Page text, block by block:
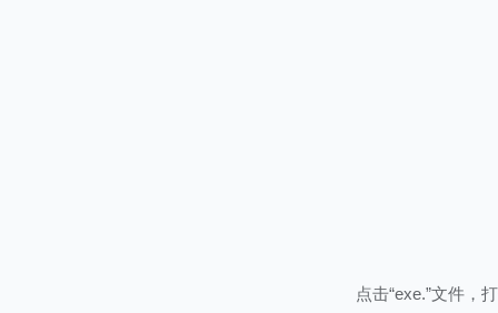
点击“exe.”文件，